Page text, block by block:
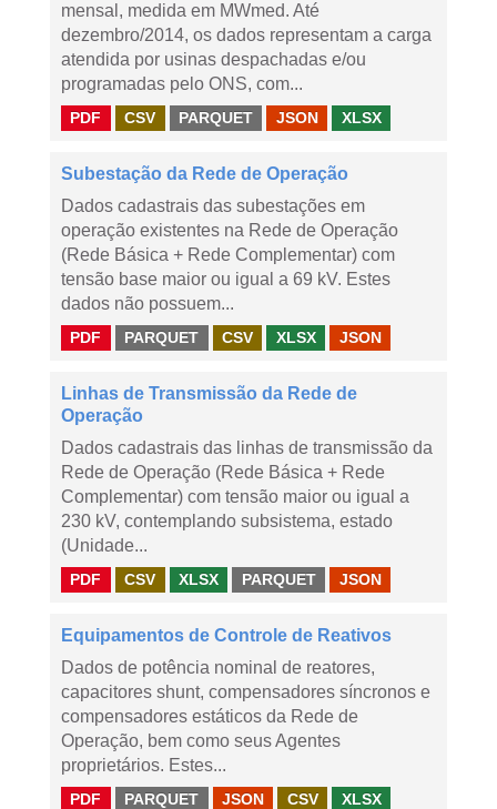
mensal, medida em MWmed. Até
dezembro/2014, os dados representam a carga
atendida por usinas despachadas e/ou
programadas pelo ONS, com...
PDF CSV PARQUET JSON XLSX
Subestação da Rede de Operação
Dados cadastrais das subestações em
operação existentes na Rede de Operação
(Rede Básica + Rede Complementar) com
tensão base maior ou igual a 69 kV. Estes
dados não possuem...
PDF PARQUET CSV XLSX JSON
Linhas de Transmissão da Rede de
Operação
Dados cadastrais das linhas de transmissão da
Rede de Operação (Rede Básica + Rede
Complementar) com tensão maior ou igual a
230 kV, contemplando subsistema, estado
(Unidade...
PDF CSV XLSX PARQUET JSON
Equipamentos de Controle de Reativos
Dados de potência nominal de reatores,
capacitores shunt, compensadores síncronos e
compensadores estáticos da Rede de
Operação, bem como seus Agentes
proprietários. Estes...
PDF PARQUET JSON CSV XLSX